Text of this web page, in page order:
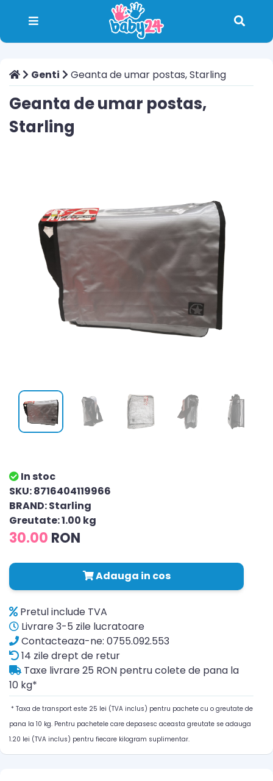
Genti Geanta de umar postas, Starling
Geanta de umar postas,
Starling
In stoc
SKU: 8716404119966
BRAND: Starling
Greutate: 1.00 kg
30.00 RON
Adauga in cos
Pretul include TVA
Livrare 3-5 zile lucratoare
Contacteaza-ne: 0755.092.553
14 zile drept de retur
Taxe livrare 25 RON pentru colete de pana la
10 kg*
* Taxa de transport este 25 lei (TVA inclus) pentru pachete cu o greutate de
pana la 10 kg. Pentru pachetele care depasesc aceasta greutate se adauga
1.20 lei (TVA inclus) pentru fiecare kilogram suplimentar.